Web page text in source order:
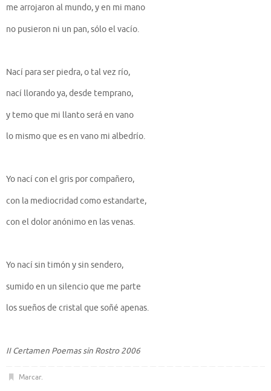
me arrojaron al mundo, y en mi mano
no pusieron ni un pan, sólo el vacío.
Nací para ser piedra, o tal vez río,
nací llorando ya, desde temprano,
y temo que mi llanto será en vano
lo mismo que es en vano mi albedrío.
Yo nací con el gris por compañero,
con la mediocridad como estandarte,
con el dolor anónimo en las venas.
Yo nací sin timón y sin sendero,
sumido en un silencio que me parte
los sueños de cristal que soñé apenas.
II Certamen Poemas sin Rostro 2006
Marcar.